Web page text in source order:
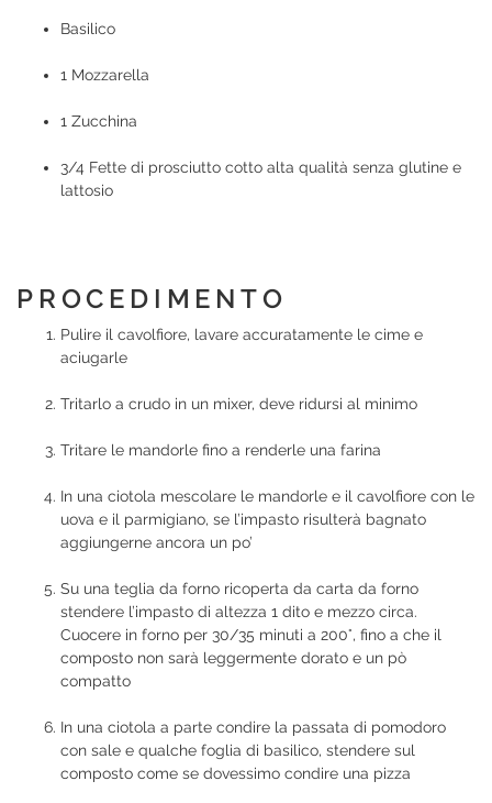
Basilico
1 Mozzarella
1 Zucchina
3/4 Fette di prosciutto cotto alta qualità senza glutine e
lattosio
PROCEDIMENTO
Pulire il cavolfiore, lavare accuratamente le cime e
aciugarle
Tritarlo a crudo in un mixer, deve ridursi al minimo
Tritare le mandorle fino a renderle una farina
In una ciotola mescolare le mandorle e il cavolfiore con le
uova e il parmigiano, se l’impasto risulterà bagnato
aggiungerne ancora un po’
Su una teglia da forno ricoperta da carta da forno
stendere l’impasto di altezza 1 dito e mezzo circa.
Cuocere in forno per 30/35 minuti a 200°, fino a che il
composto non sarà leggermente dorato e un pò
compatto
In una ciotola a parte condire la passata di pomodoro
con sale e qualche foglia di basilico, stendere sul
composto come se dovessimo condire una pizza